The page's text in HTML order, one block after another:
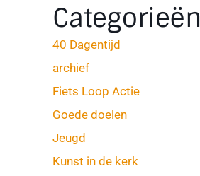
Categorieën
40 Dagentijd
archief
Fiets Loop Actie
Goede doelen
Jeugd
Kunst in de kerk